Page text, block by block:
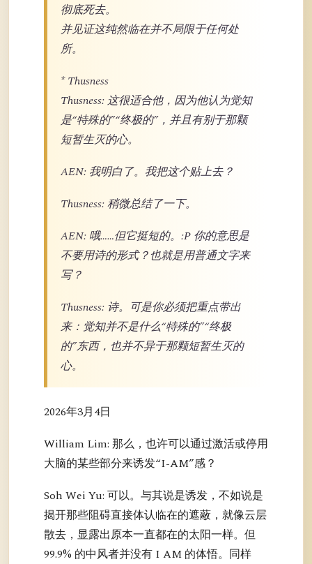
彻底死去。
并见证这纯然临在并不局限于任何处
所。
* Thusness
Thusness: 这很适合他，因为他认为觉知
是“特殊的”“终极的”，并且有别于那颗
短暂生灭的心。
AEN: 我明白了。我把这个贴上去？
Thusness: 稍微总结了一下。
AEN: 哦……但它挺短的。:P 你的意思是
不要用诗的形式？也就是用普通文字来
写？
Thusness: 诗。可是你必须把重点带出
来：觉知并不是什么“特殊的”“终极
的”东西，也并不异于那颗短暂生灭的
心。
2026年3月4日
William Lim: 那么，也许可以通过激活或停用
大脑的某些部分来诱发“I-AM”感？
Soh Wei Yu: 可以。与其说是诱发，不如说是
揭开那些阻碍直接体认临在的遮蔽，就像云层
散去，显露出原本一直都在的太阳一样。但
99.9% 的中风者并没有 I AM 的体悟。同样